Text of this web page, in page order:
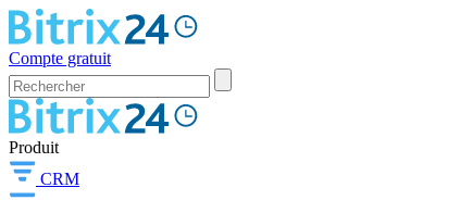
Compte gratuit
Produit
CRM